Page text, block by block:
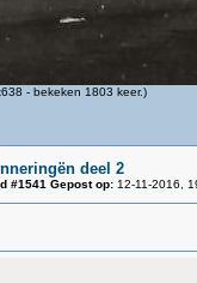
- bekeken 1803 keer.)
deel 2
#1541 Gepost op: 12-11-2016,